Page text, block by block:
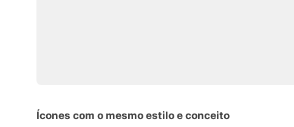
Ícones com o mesmo estilo e conceito